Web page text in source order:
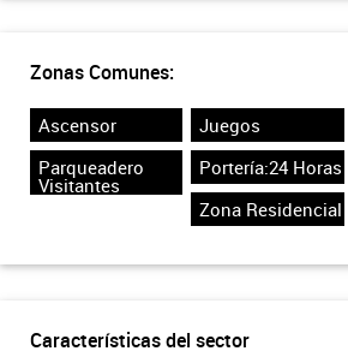
Zonas Comunes:
Ascensor
Juegos
Parqueadero
Visitantes
Portería:24 Horas
Zona Residencial
Características del sector